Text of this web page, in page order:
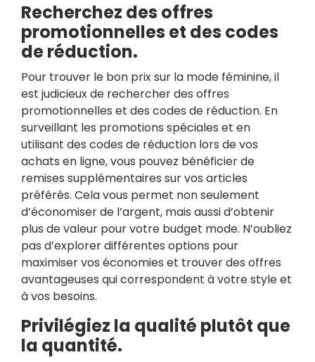
Recherchez des offres
promotionnelles et des codes
de réduction.
Pour trouver le bon prix sur la mode féminine, il
est judicieux de rechercher des offres
promotionnelles et des codes de réduction. En
surveillant les promotions spéciales et en
utilisant des codes de réduction lors de vos
achats en ligne, vous pouvez bénéficier de
remises supplémentaires sur vos articles
préférés. Cela vous permet non seulement
d’économiser de l’argent, mais aussi d’obtenir
plus de valeur pour votre budget mode. N’oubliez
pas d’explorer différentes options pour
maximiser vos économies et trouver des offres
avantageuses qui correspondent à votre style et
à vos besoins.
Privilégiez la qualité plutôt que
la quantité.